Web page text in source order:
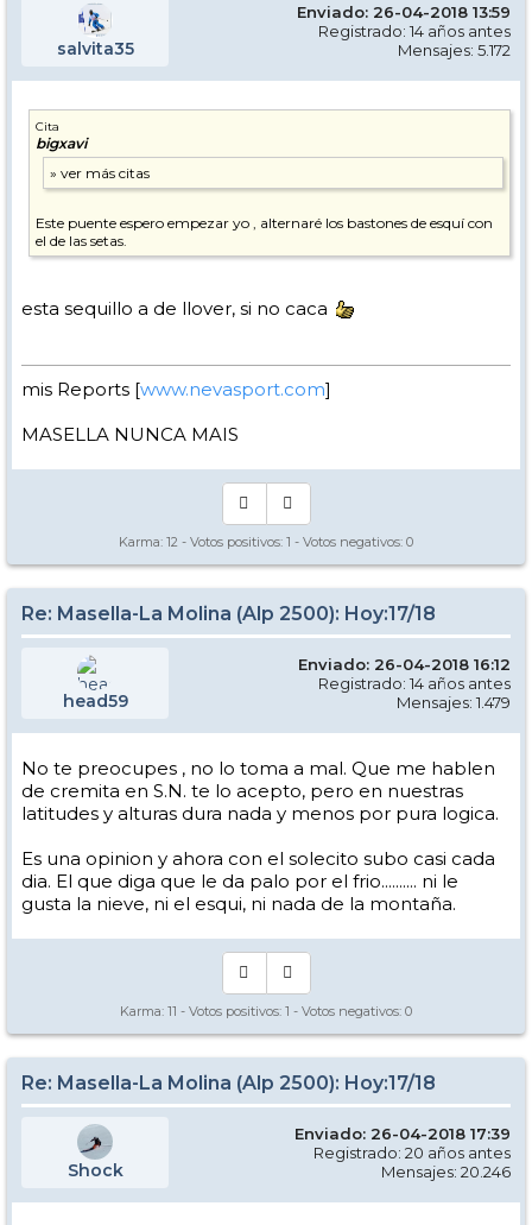
salvita35
Enviado: 26-04-2018 13:59
Registrado: 14 años antes
Mensajes: 5.172
Cita
bigxavi
Este puente espero empezar yo , alternaré los bastones de esquí con
el de las setas.
esta sequillo a de llover, si no caca
mis Reports [www.nevasport.com]
MASELLA NUNCA MAIS
Karma: 12 - Votos positivos: 1 - Votos negativos: 0
Re: Masella-La Molina (Alp 2500): Hoy:17/18
head59
Enviado: 26-04-2018 16:12
Registrado: 14 años antes
Mensajes: 1.479
No te preocupes , no lo toma a mal. Que me hablen
de cremita en S.N. te lo acepto, pero en nuestras
latitudes y alturas dura nada y menos por pura logica.
Es una opinion y ahora con el solecito subo casi cada
dia. El que diga que le da palo por el frio.......... ni le
gusta la nieve, ni el esqui, ni nada de la montaña.
Karma: 11 - Votos positivos: 1 - Votos negativos: 0
Re: Masella-La Molina (Alp 2500): Hoy:17/18
Shock
Enviado: 26-04-2018 17:39
Registrado: 20 años antes
Mensajes: 20.246